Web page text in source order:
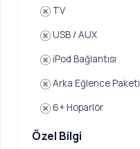
TV
USB / AUX
iPod Bağlantısı
Arka Eğlence Paketi
6+ Hoparlör
Özel Bilgi